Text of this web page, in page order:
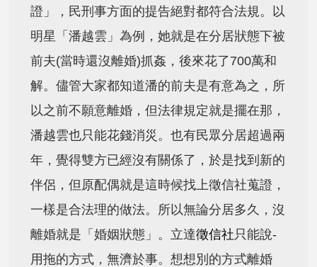
證」，民刑事方面的提告絕對都符合法規。以
明星「潘越雲」為例，她就是在分居狀態下被
前夫(當時還沒離婚)抓姦，後來花了700萬和
解。儘管大家都知道潘的前夫是有意為之，所
以之前不願意離婚，但法律規定就是擺在那，
潘越雲也只能花錢消災。也有民眾分居超過兩
年，覺得雙方已經沒有關係了，於是找到新的
伴侶，但原配偶就是這時候找上徵信社蒐證，
一樣是合法理的做法。所以無論分居多久，沒
離婚就是「婚姻狀態」。立達徵信社 只能說-
用拖的方式，無濟於事。想想別的方式離婚